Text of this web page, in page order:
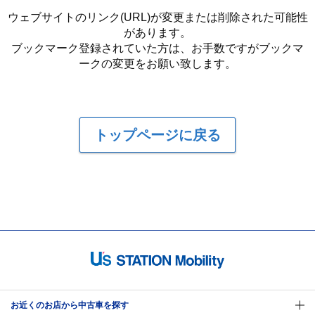
ウェブサイトのリンク(URL)が変更または削除された可能性
があります。
ブックマーク登録されていた方は、お手数ですがブックマ
ークの変更をお願い致します。
トップページに戻る
お近くのお店から中古車を探す